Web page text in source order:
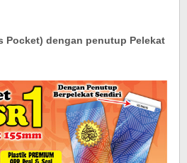
Pocket) dengan penutup Pelekat